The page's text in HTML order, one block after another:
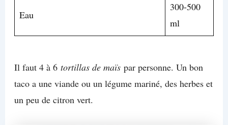
Eau
300-500
ml
Il faut 4 à 6 tortillas de maïspar personne. Un bon
taco a une viande ou un légume mariné, des herbes et
un peu de citron vert.